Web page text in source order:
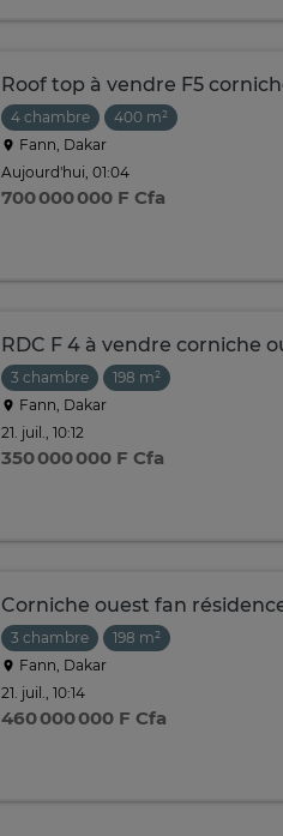
Roof top à vendre F5
4 chambre
400 m²
Fann, Dakar
Aujourd'hui, 01:04
700 000 000 F Cfa
RDC F 4 à vendre corniche
3 chambre
198 m²
Fann, Dakar
21. juil., 10:12
350 000 000 F Cfa
Corniche ouest fan
3 chambre
198 m²
Fann, Dakar
21. juil., 10:14
460 000 000 F Cfa